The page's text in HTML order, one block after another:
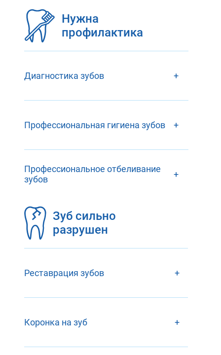
планированием
и гарантированным
результатом
зубов
Нужна
профилактика
Диагностика зубов +
Профессиональная гигиена зубов +
Профессиональное отбеливание
зубов +
Зуб сильно
разрушен
Реставрация зубов +
Коронка на зуб +